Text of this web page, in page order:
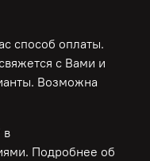
способ оплаты.
с Вами и
Возможна
в
Подробнее об